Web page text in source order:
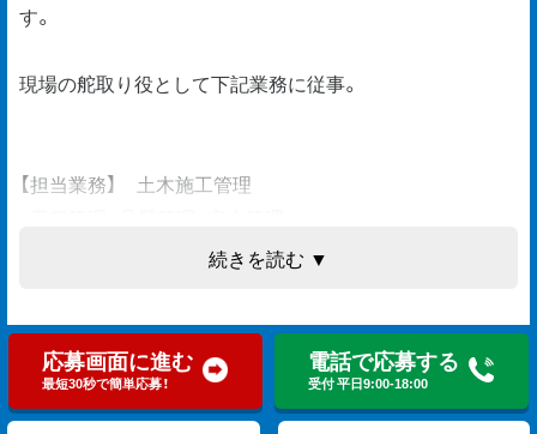
す。
現場の舵取り役として下記業務に従事。
【担当業務】 土木施工管理
【優遇資格／歓迎要件】
続きを読む ▼
応募画面に進む
最短30秒で簡単応募！
電話で応募する
受付 平日9:00-18:00